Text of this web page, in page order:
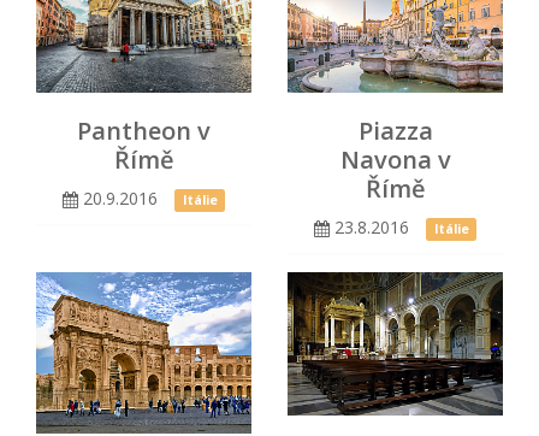
Pantheon v
Římě
20.9.2016 Itálie
Piazza
Navona v
Římě
23.8.2016 Itálie